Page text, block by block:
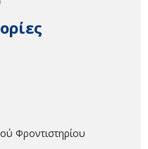
Φροντιστηρίου